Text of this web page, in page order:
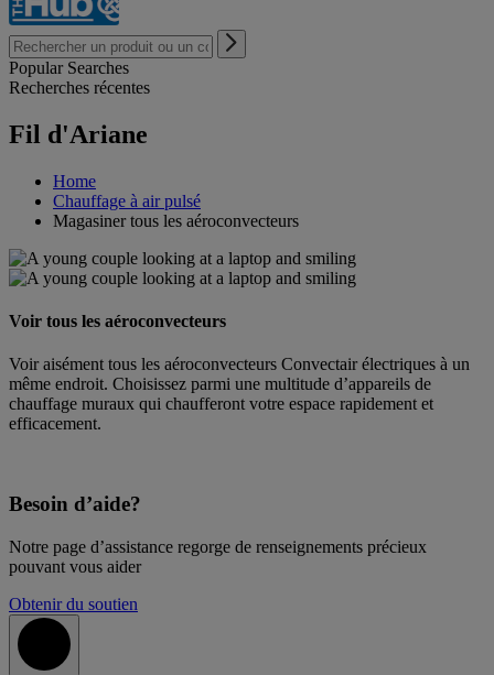
Popular Searches
Recherches récentes
Fil d'Ariane
Home
Chauffage à air pulsé
Magasiner tous les aéroconvecteurs
Voir tous les aéroconvecteurs
Voir aisément tous les aéroconvecteurs Convectair électriques à un
même endroit. Choisissez parmi une multitude d’appareils de
chauffage muraux qui chaufferont votre espace rapidement et
efficacement.
Besoin d’aide?
Notre page d’assistance regorge de renseignements précieux
pouvant vous aider
Obtenir du soutien